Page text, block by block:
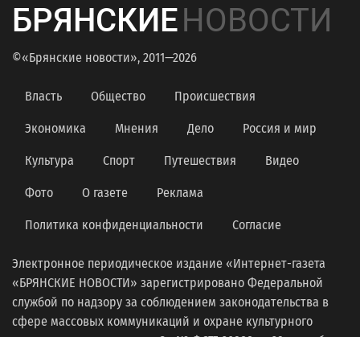
БРЯНСКИЕНОВОСТИ
©«Брянские новости», 2011—2026
Власть Общество Происшествия
Экономика Мнения Дело Россия и мир
Культура Спорт Путешествия Видео
Фото О газете Реклама
Политика конфиденциальности Согласие
Электронное периодическое издание «Интернет-газета
«БРЯНСКИЕ НОВОСТИ» зарегистрировано Федеральной
службой по надзору за соблюдением законодательства в
сфере массовых коммуникаций и охране культурного